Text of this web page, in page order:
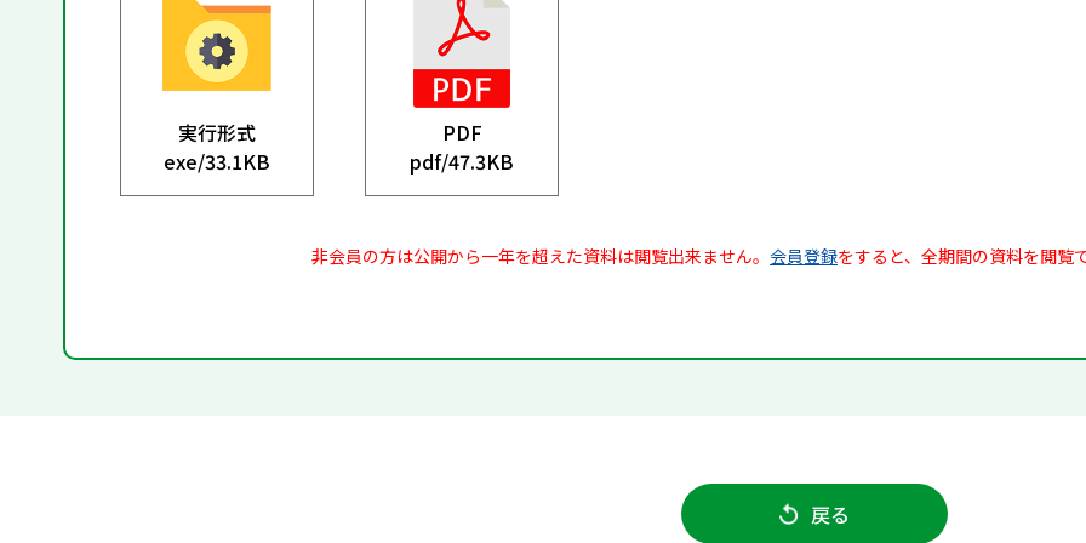
実行形式
exe/33.1KB
PDF
pdf/47.3KB
非会員の方は公開から一年を超えた資料は閲覧出来ません。 会員登録をすると、全期間の資料を閲覧
戻る